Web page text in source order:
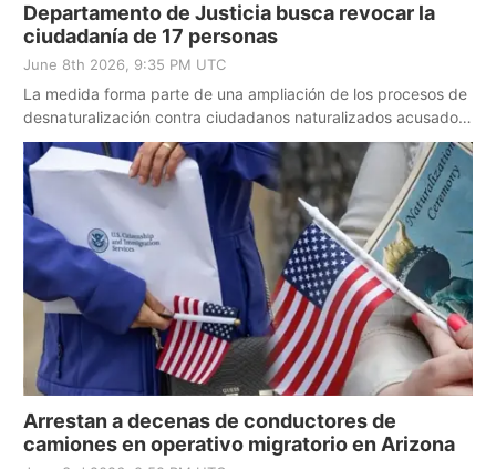
Departamento de Justicia busca revocar la
ciudadanía de 17 personas
June 8th 2026, 9:35 PM UTC
La medida forma parte de una ampliación de los procesos de
desnaturalización contra ciudadanos naturalizados acusados
de fraude u otros delitos.
Arrestan a decenas de conductores de
camiones en operativo migratorio en Arizona